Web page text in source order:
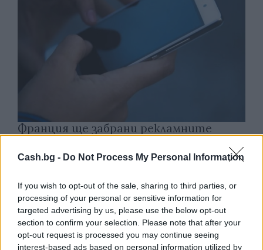
Cash.bg - Do Not Process My Personal Information
If you wish to opt-out of the sale, sharing to third parties, or
processing of your personal or sensitive information for
targeted advertising by us, please use the below opt-out
section to confirm your selection. Please note that after your
opt-out request is processed you may continue seeing
interest-based ads based on personal information utilized by
Франция ще забрани рекламните
абонатите от 11 август